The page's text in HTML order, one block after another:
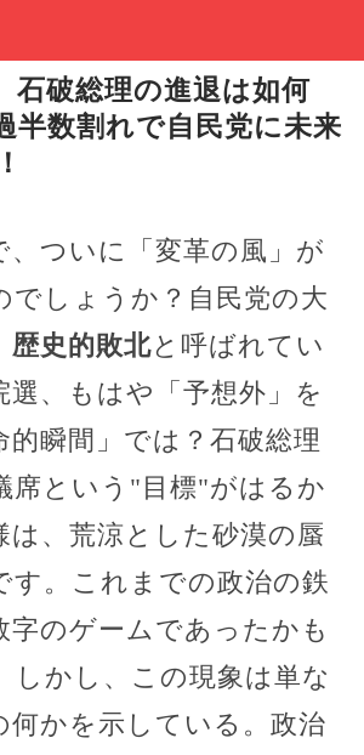
石破総理の進退は如何
半数割れで自民党に未来
、ついに「変革の風」が
でしょうか？自民党の大
歴史的敗北と呼ばれてい
選、もはや「予想外」を
的瞬間」では？石破総理
席という"目標"がはるか
は、荒涼とした砂漠の蜃
す。これまでの政治の鉄
字のゲームであったかも
しかし、この現象は単な
何かを示している。政治